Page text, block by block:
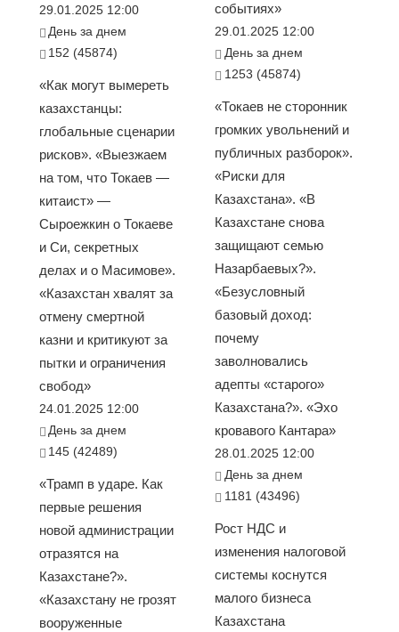
29.01.2025 12:00
День за днем
152 (45874)
«Как могут вымереть
казахстанцы:
глобальные сценарии
рисков». «Выезжаем
на том, что Токаев —
китаист» —
Сыроежкин о Токаеве
и Си, секретных
делах и о Масимове».
«Казахстан хвалят за
отмену смертной
казни и критикуют за
пытки и ограничения
свобод»
24.01.2025 12:00
День за днем
145 (42489)
«Трамп в ударе. Как
первые решения
новой администрации
отразятся на
Казахстане?».
«Казахстану не грозят
вооруженные
событиях»
29.01.2025 12:00
День за днем
1253 (45874)
«Токаев не сторонник
громких увольнений и
публичных разборок».
«Риски для
Казахстана». «В
Казахстане снова
защищают семью
Назарбаевых?».
«Безусловный
базовый доход:
почему
заволновались
адепты «старого»
Казахстана?». «Эхо
кровавого Кантара»
28.01.2025 12:00
День за днем
1181 (43496)
Рост НДС и
изменения налоговой
системы коснутся
малого бизнеса
Казахстана